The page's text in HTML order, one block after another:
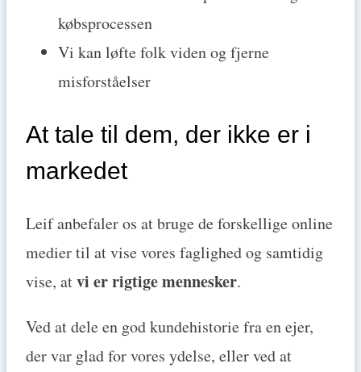
købsprocessen
Vi kan løfte folk viden og fjerne
misforståelser
At tale til dem, der ikke er i
markedet
Leif anbefaler os at bruge de forskellige online
medier til at vise vores faglighed og samtidig
vise, atvi er rigtige mennesker.
Ved at dele en god kundehistorie fra en ejer,
der var glad for vores ydelse, eller ved at